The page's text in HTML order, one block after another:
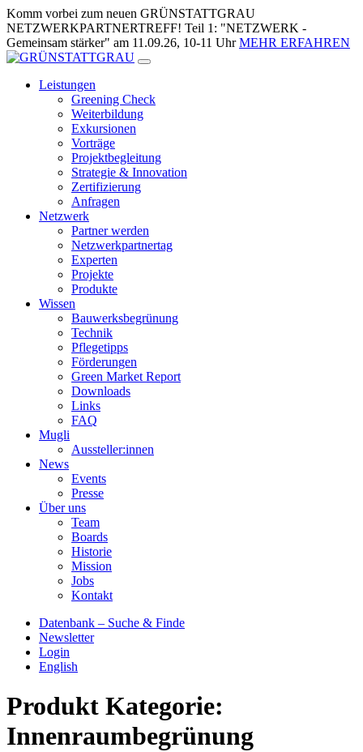
Zum
Inhalt
springen
Komm vorbei zum neuen GRÜNSTATTGRAU
NETZWERKPARTNERTREFF! Teil 1: "NETZWERK -
Gemeinsam stärker" am 11.09.26, 10-11 UhrMEHR ERFAHREN
Leistungen
Greening Check
Weiterbildung
Exkursionen
Vorträge
Projektbegleitung
Strategie & Innovation
Zertifizierung
Anfragen
Netzwerk
Partner werden
Netzwerkpartnertag
Experten
Projekte
Produkte
Wissen
Bauwerksbegrünung
Technik
Pflegetipps
Förderungen
Green Market Report
Downloads
Links
FAQ
Mugli
Aussteller:innen
News
Events
Presse
Über uns
Team
Boards
Historie
Mission
Jobs
Kontakt
Datenbank – Suche & Finde
Newsletter
Login
English
Produkt Kategorie:
Innenraumbegrünung